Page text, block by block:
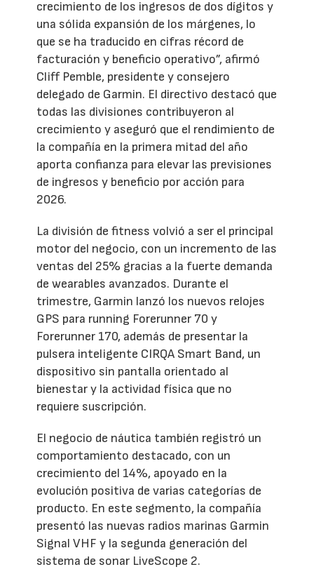
crecimiento de los ingresos de dos dígitos y
una sólida expansión de los márgenes, lo
que se ha traducido en cifras récord de
facturación y beneficio operativo”, afirmó
Cliff Pemble, presidente y consejero
delegado de Garmin. El directivo destacó que
todas las divisiones contribuyeron al
crecimiento y aseguró que el rendimiento de
la compañía en la primera mitad del año
aporta confianza para elevar las previsiones
de ingresos y beneficio por acción para
2026.
La división de fitness volvió a ser el principal
motor del negocio, con un incremento de las
ventas del 25% gracias a la fuerte demanda
de wearables avanzados. Durante el
trimestre, Garmin lanzó los nuevos relojes
GPS para running Forerunner 70 y
Forerunner 170, además de presentar la
pulsera inteligente CIRQA Smart Band, un
dispositivo sin pantalla orientado al
bienestar y la actividad física que no
requiere suscripción.
El negocio de náutica también registró un
comportamiento destacado, con un
crecimiento del 14%, apoyado en la
evolución positiva de varias categorías de
producto. En este segmento, la compañía
presentó las nuevas radios marinas Garmin
Signal VHF y la segunda generación del
sistema de sonar LiveScope 2.